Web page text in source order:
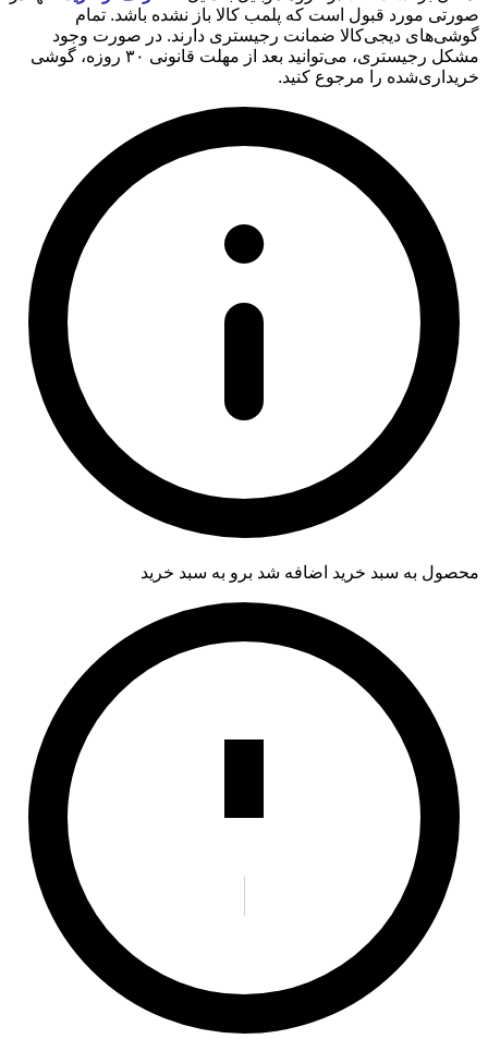
صورتی مورد قبول است که پلمب کالا باز نشده باشد. تمام
گوشی‌های دیجی‌کالا ضمانت رجیستری دارند. در صورت وجود
مشکل رجیستری، می‌توانید بعد از مهلت قانونی ۳۰ روزه، گوشی
خریداری‌شده را مرجوع کنید.
محصول به سبد خرید اضافه شد برو به سبد خرید